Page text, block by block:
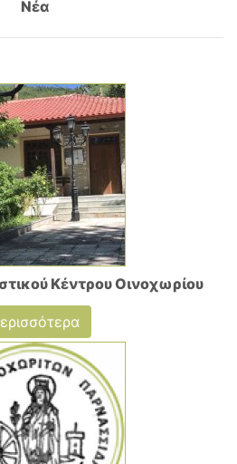
Νέα
Κέντρου Οινοχωρίου